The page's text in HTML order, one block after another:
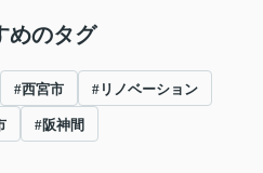
めのタグ
#西宮市 #リノベーション
#阪神間